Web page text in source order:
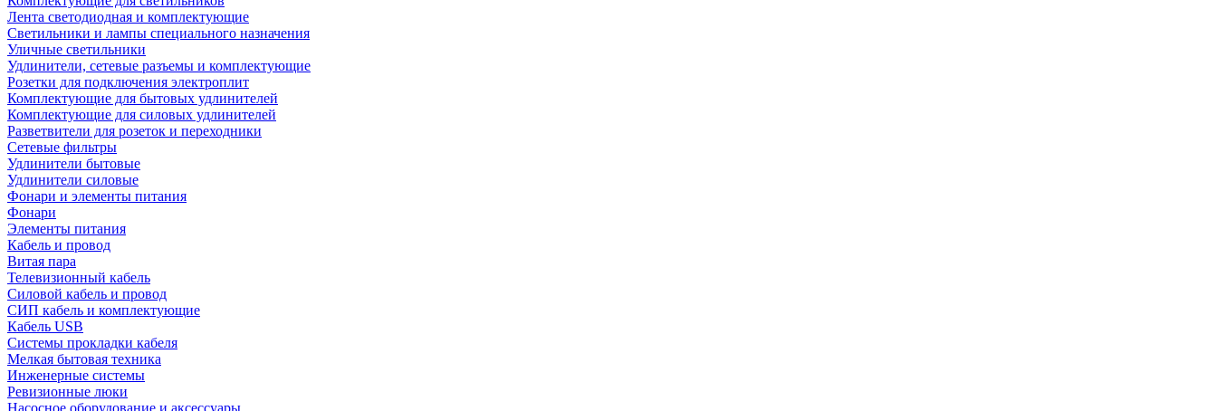
Лента светодиодная и комплектующие
Светильники и лампы специального назначения
Уличные светильники
Удлинители, сетевые разъемы и комплектующие
Розетки для подключения электроплит
Комплектующие для бытовых удлинителей
Комплектующие для силовых удлинителей
Разветвители для розеток и переходники
Сетевые фильтры
Удлинители бытовые
Удлинители силовые
Фонари и элементы питания
Фонари
Элементы питания
Кабель и провод
Витая пара
Телевизионный кабель
Силовой кабель и провод
СИП кабель и комплектующие
Кабель USB
Системы прокладки кабеля
Мелкая бытовая техника
Инженерные системы
Ревизионные люки
Насосное оборудование и аксессуары